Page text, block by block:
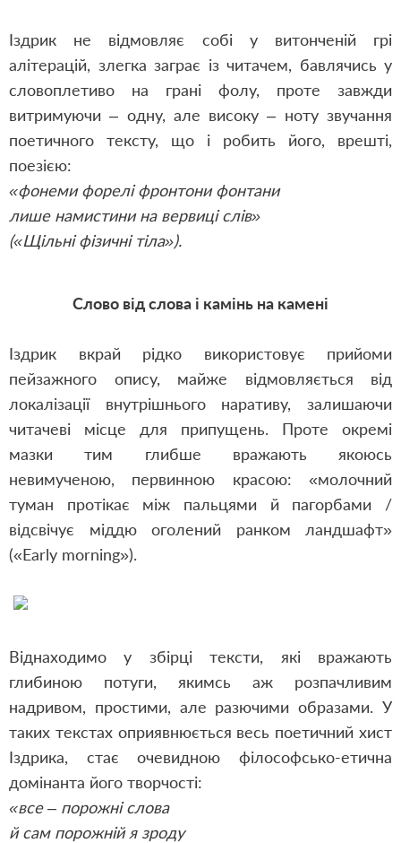
Іздрик не відмовляє собі у витонченій грі
алітерацій, злегка заграє із читачем, бавлячись у
словоплетиво на грані фолу, проте завжди
витримуючи – одну, але високу – ноту звучання
поетичного тексту, що і робить його, врешті,
поезією:
«фонеми форелі фронтони фонтани
лише намистини на вервиці слів»
(«Щільні фізичні тіла»).
Слово від слова і камінь на камені
Іздрик вкрай рідко використовує прийоми
пейзажного опису, майже відмовляється від
локалізації внутрішнього наративу, залишаючи
читачеві місце для припущень. Проте окремі
мазки тим глибше вражають якоюсь
невимученою, первинною красою: «молочний
туман протікає між пальцями й пагорбами /
відсвічує міддю оголений ранком ландшафт»
(«Early morning»).
Віднаходимо у збірці тексти, які вражають
глибиною потуги, якимсь аж розпачливим
надривом, простими, але разючими образами. У
таких текстах оприявнюється весь поетичний хист
Іздрика, стає очевидною філософсько-етична
домінанта його творчості:
«все – порожні слова
й сам порожній я зроду